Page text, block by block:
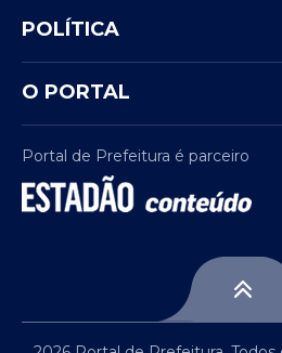
POLÍTICA
O PORTAL
Portal de Prefeitura é parceiro